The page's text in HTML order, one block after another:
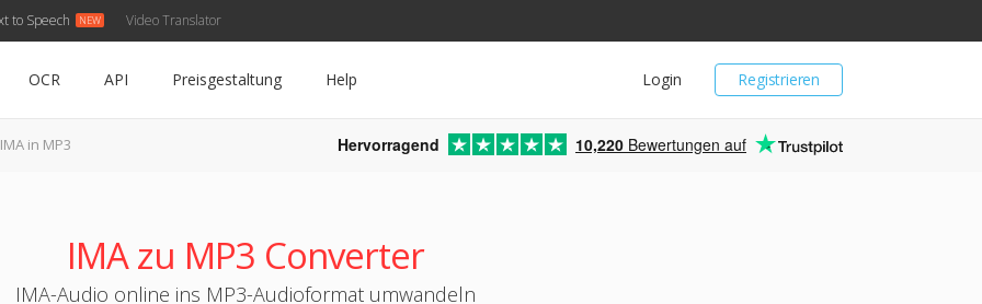
to Speech Video Translator
Registrieren
Login
OCR API Preisgestaltung Help
IMA in MP3 Hervorragend 10,220 Bewertungen auf
IMA zu MP3 Converter
IMA-Audio online ins MP3-Audioformat umwandeln